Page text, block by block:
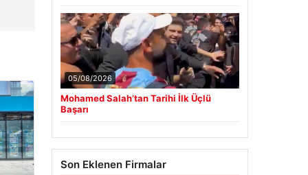
05/08/2026
Mohamed Salah’tan Tarihi İlk Üçlü
Başarı
Son Eklenen Firmalar